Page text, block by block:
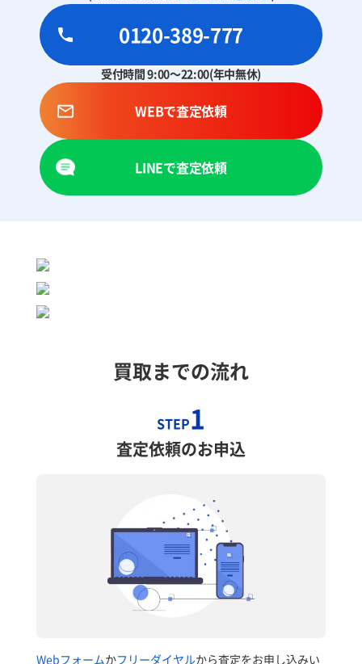
0120-389-777
受付時間 9:00～22:00(年中無休)
WEBで査定依頼
LINEで査定依頼
買取までの流れ
STEP1
査定依頼のお申込
Webフォームかフリーダイヤルから査定をお申し込みい